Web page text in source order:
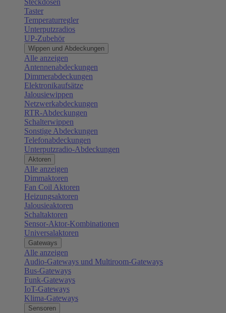
Steckdosen
Taster
Temperaturregler
Unterputzradios
UP-Zubehör
Wippen und Abdeckungen
Alle anzeigen
Antennenabdeckungen
Dimmerabdeckungen
Elektronikaufsätze
Jalousiewippen
Netzwerkabdeckungen
RTR-Abdeckungen
Schalterwippen
Sonstige Abdeckungen
Telefonabdeckungen
Unterputzradio-Abdeckungen
Aktoren
Alle anzeigen
Dimmaktoren
Fan Coil Aktoren
Heizungsaktoren
Jalousieaktoren
Schaltaktoren
Sensor-Aktor-Kombinationen
Universalaktoren
Gateways
Alle anzeigen
Audio-Gateways und Multiroom-Gateways
Bus-Gateways
Funk-Gateways
IoT-Gateways
Klima-Gateways
Sensoren